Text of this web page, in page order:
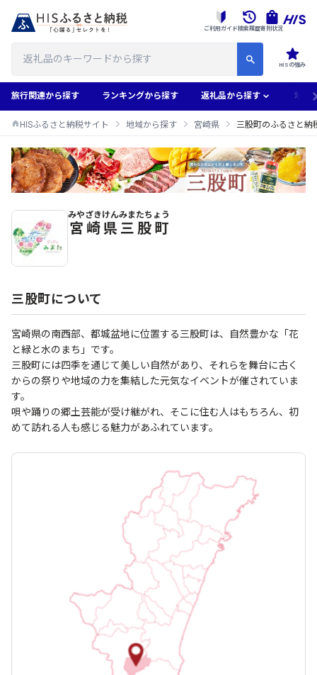
HISの強み
ご利用ガイド検索履歴寄附状況
旅行関連から探す ランキングから探す 返礼品から探す 地域
HISふるさと納税サイト 地域から探す 宮崎県 三股町のふるさと納
三股町のふるさと納税返礼品一覧
宮崎県
みやざきけん
三股町
みまたちょう
三股町について
宮崎県の南西部、都城盆地に位置する三股町は、自然豊かな「花
と緑と水のまち」です。
三股町には四季を通じて美しい自然があり、それらを舞台に古く
からの祭りや地域の力を集結した元気なイベントが催されていま
す。
唄や踊りの郷土芸能が受け継がれ、そこに住む人はもちろん、初
めて訪れる人も感じる魅力があふれています。